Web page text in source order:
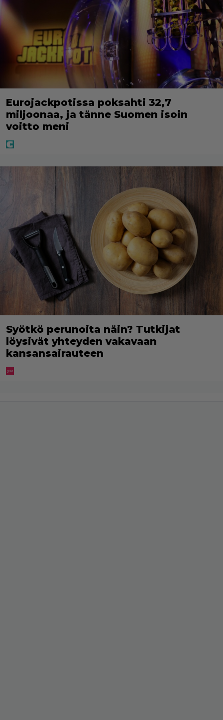
Eurojackpotissa poksahti 32,7
miljoonaa, ja tänne Suomen isoin
voitto meni
Syötkö perunoita näin? Tutkijat
löysivät yhteyden vakavaan
kansansairauteen